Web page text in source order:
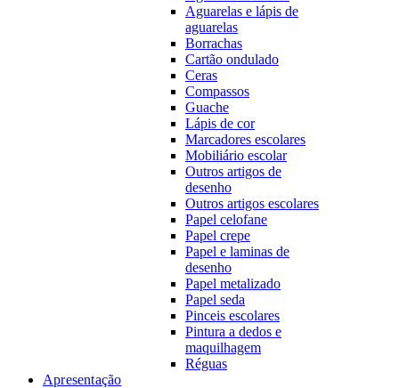
Aguarelas e lápis de
aguarelas
Borrachas
Cartão ondulado
Ceras
Compassos
Guache
Lápis de cor
Marcadores escolares
Mobiliário escolar
Outros artigos de
desenho
Outros artigos escolares
Papel celofane
Papel crepe
Papel e laminas de
desenho
Papel metalizado
Papel seda
Pinceis escolares
Pintura a dedos e
maquilhagem
Réguas
Apresentação